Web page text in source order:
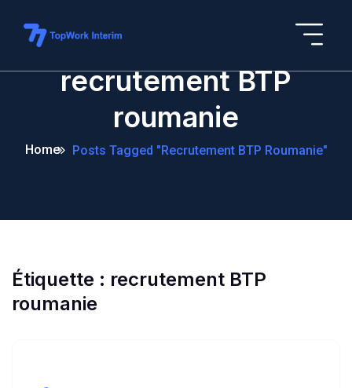
recrutement BTP
roumanie
Home Posts Tagged "recrutement BTP Roumanie"
Étiquette : recrutement BTP
roumanie